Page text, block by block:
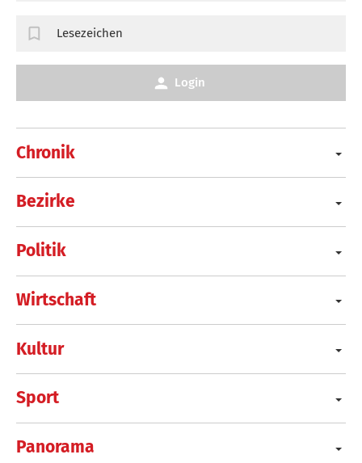
Chronik
Bezirke
Politik
Wirtschaft
Kultur
Sport
Panorama
Lesezeichen
Login